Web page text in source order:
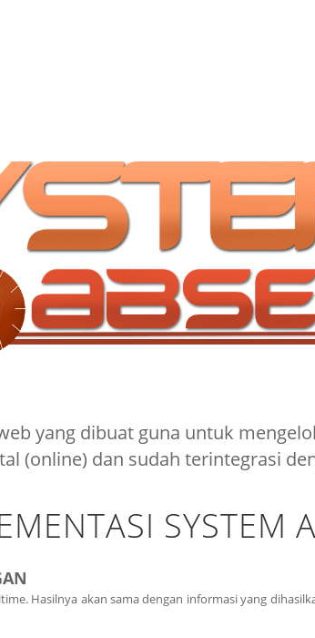
yang dibuat guna untuk
(online) dan sudah terintegrasi
SYSTEM
Hasilnya akan sama dengan informasi yang